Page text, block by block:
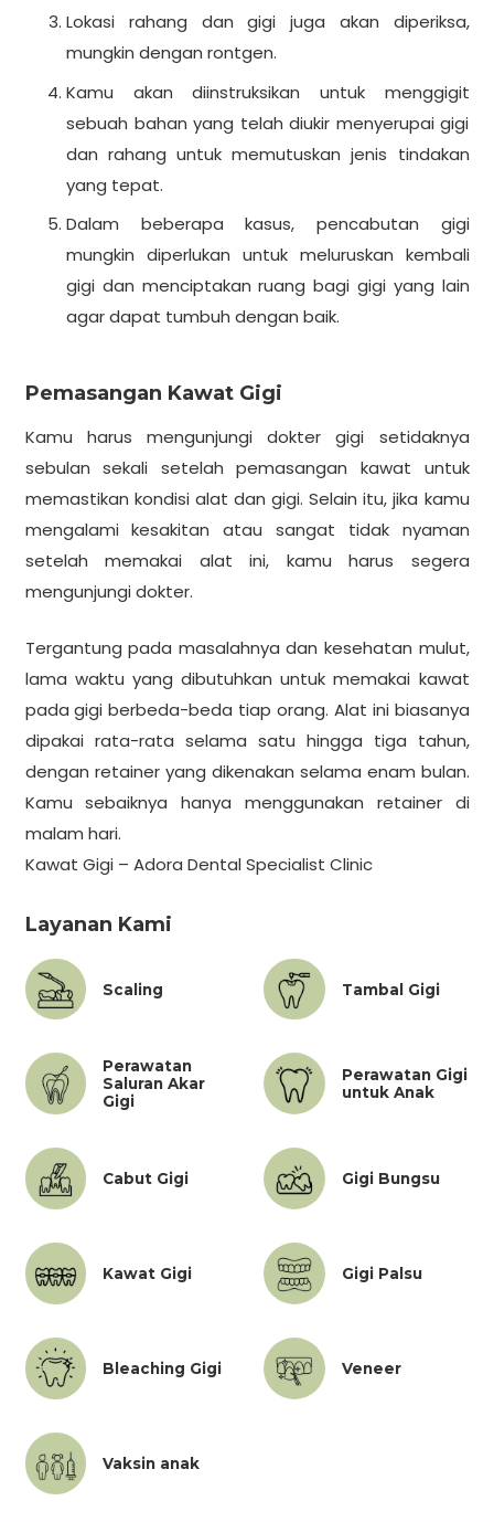
Lokasi rahang dan gigi juga akan diperiksa,
mungkin dengan rontgen.
Kamu akan diinstruksikan untuk menggigit
sebuah bahan yang telah diukir menyerupai gigi
dan rahang untuk memutuskan jenis tindakan
yang tepat.
Dalam beberapa kasus, pencabutan gigi
mungkin diperlukan untuk meluruskan kembali
gigi dan menciptakan ruang bagi gigi yang lain
agar dapat tumbuh dengan baik.
Pemasangan Kawat Gigi
Kamu harus mengunjungi dokter gigi setidaknya
sebulan sekali setelah pemasangan kawat untuk
memastikan kondisi alat dan gigi. Selain itu, jika kamu
mengalami kesakitan atau sangat tidak nyaman
setelah memakai alat ini, kamu harus segera
mengunjungi dokter.
Tergantung pada masalahnya dan kesehatan mulut,
lama waktu yang dibutuhkan untuk memakai kawat
pada gigi berbeda-beda tiap orang. Alat ini biasanya
dipakai rata-rata selama satu hingga tiga tahun,
dengan retainer yang dikenakan selama enam bulan.
Kamu sebaiknya hanya menggunakan retainer di
malam hari.
Kawat Gigi – Adora Dental Specialist Clinic
Layanan Kami
Scaling Tambal Gigi
Perawatan
Saluran Akar
Gigi
Perawatan Gigi
untuk Anak
Cabut Gigi Gigi Bungsu
Kawat Gigi Gigi Palsu
Bleaching Gigi Veneer
Vaksin anak